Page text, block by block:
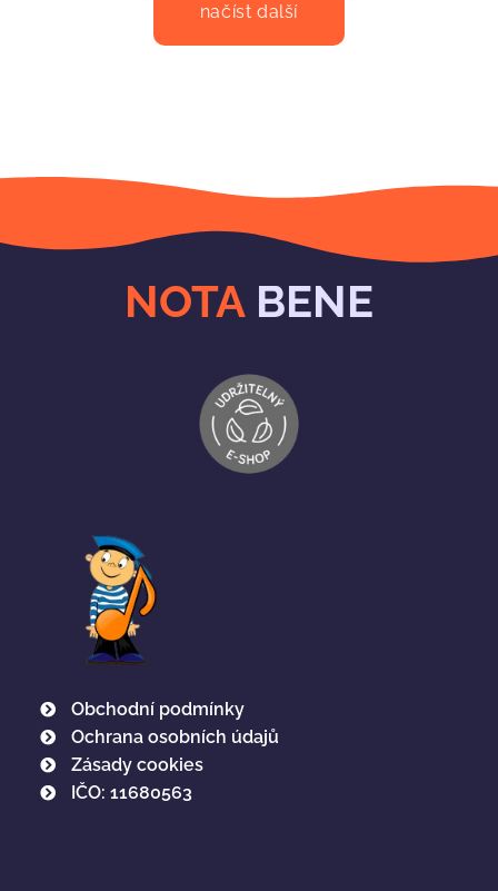
načíst další
NOTA BENE
Obchodní podmínky
Ochrana osobních údajů
Zásady cookies
IČO: 11680563